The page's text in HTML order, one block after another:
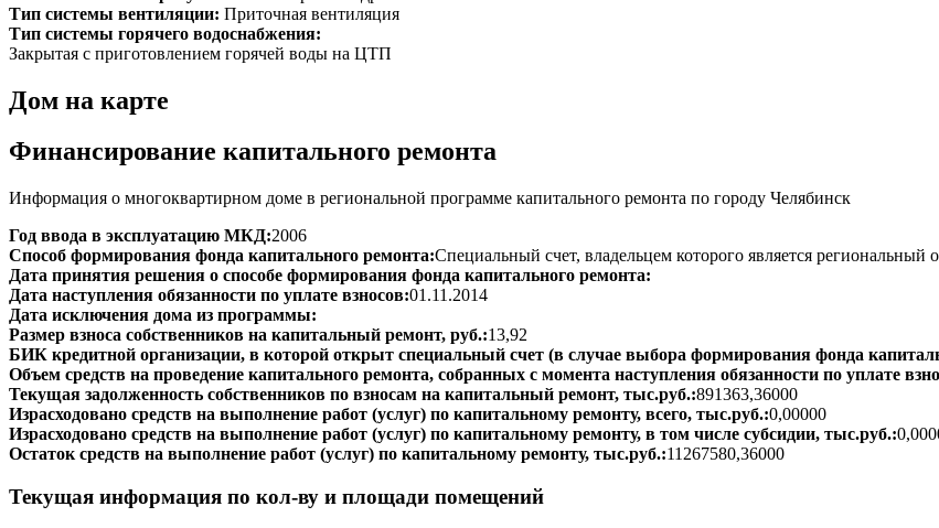
Тип системы вентиляции: Приточная вентиляция
Тип системы горячего водоснабжения:
Закрытая с приготовлением горячей воды на ЦТП
Дом на карте
Финансирование капитального ремонта
Информация о многоквартирном доме в региональной программе капитального ремонта по городу Челябинск
Год ввода в эксплуатацию МКД:2006
Способ формирования фонда капитального ремонта:Специальный счет, владельцем которого является региональный
Дата принятия решения о способе формирования фонда капитального ремонта:
Дата наступления обязанности по уплате взносов:01.11.2014
Дата исключения дома из программы:
Размер взноса собственников на капитальный ремонт, руб.:13,92
БИК кредитной организации, в которой открыт специальный счет (в случае выбора формирования фонда
Объем средств на проведение капитального ремонта, собранных с момента наступления обязанности по уплате
Текущая задолженность собственников по взносам на капитальный ремонт, тыс.руб.:891363,36000
Израсходовано средств на выполнение работ (услуг) по капитальному ремонту, всего, тыс.руб.:0,00000
Израсходовано средств на выполнение работ (услуг) по капитальному ремонту, в том числе субсидии, тыс.руб.:
Остаток средств на выполнение работ (услуг) по капитальному ремонту, тыс.руб.:11267580,36000
Текущая информация по кол-ву и площади помещений